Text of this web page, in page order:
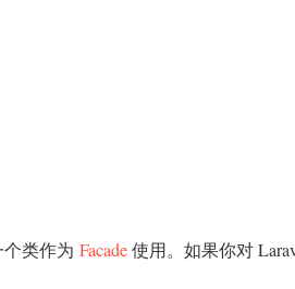
类作为 Facade使用。如果你对